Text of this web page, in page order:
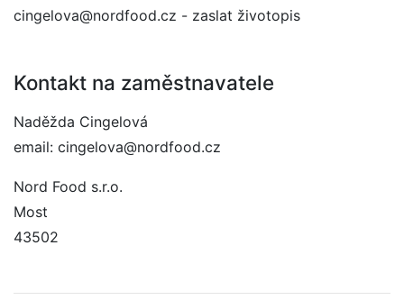
cingelova@nordfood.cz - zaslat životopis
Kontakt na zaměstnavatele
Naděžda Cingelová
email: cingelova@nordfood.cz
Nord Food s.r.o.
Most
43502